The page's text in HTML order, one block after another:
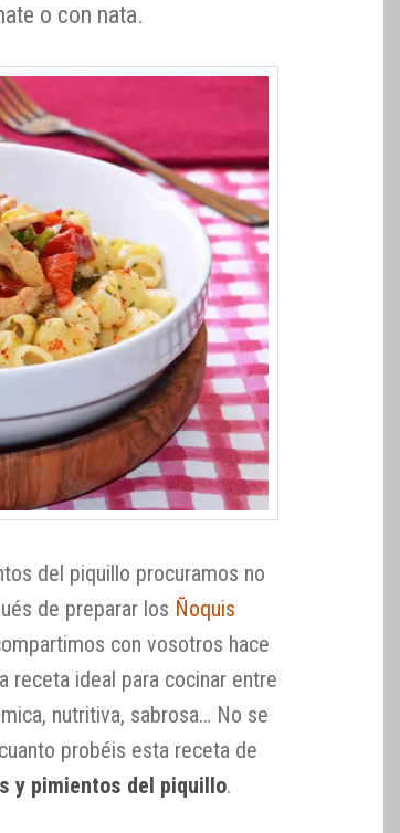
o con nata.
del piquillo procuramos no
de preparar los Ñoquis
con vosotros hace
receta ideal para cocinar entre
nutritiva, sabrosa… No se
probéis esta receta de
y pimientos del piquillo.